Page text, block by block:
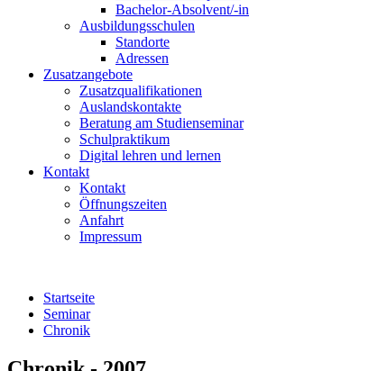
Bachelor-Absolvent/-in
Ausbildungsschulen
Standorte
Adressen
Zusatzangebote
Zusatzqualifikationen
Auslandskontakte
Beratung am Studienseminar
Schulpraktikum
Digital lehren und lernen
Kontakt
Kontakt
Öffnungszeiten
Anfahrt
Impressum
Startseite
Seminar
Chronik